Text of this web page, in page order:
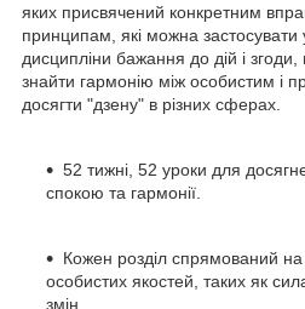
яких присвячений конкретним
принципам, які можна застосувати
дисципліни бажання до дій і
знайти гармонію між особистим і
досягти "дзену" в різних сферах.
52 тижні, 52 уроки для
спокою та гармонії.
Кожен розділ спрямований
особистих якостей, таких як
змін.